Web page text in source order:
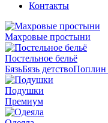
Контакты
Махровые простыни
Постельное бельё
БязьБязь детствоПоплин
Подушки
Премиум